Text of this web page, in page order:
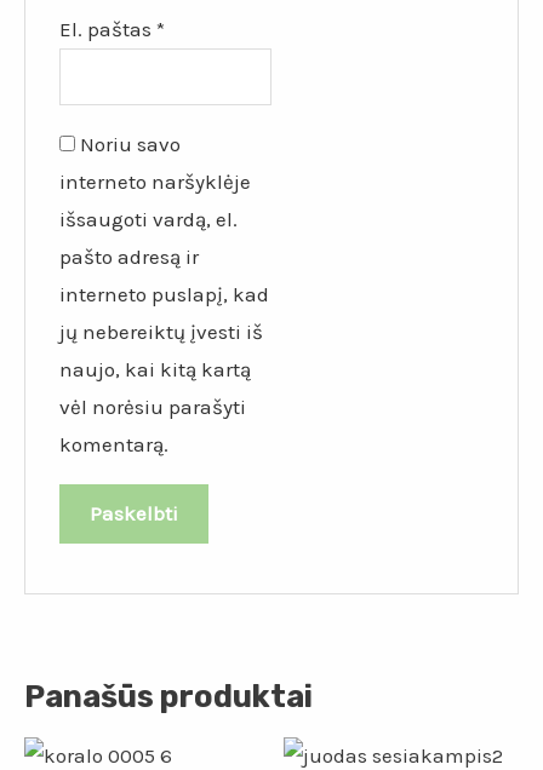
El. paštas*
Noriu savo
interneto naršyklėje
išsaugoti vardą, el.
pašto adresą ir
interneto puslapį, kad
jų nebereiktų įvesti iš
naujo, kai kitą kartą
vėl norėsiu parašyti
komentarą.
Panašūs produktai